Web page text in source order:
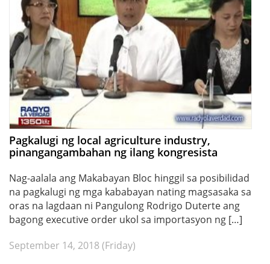
Pagkalugi ng local agriculture industry,
pinangangambahan ng ilang kongresista
Nag-aalala ang Makabayan Bloc hinggil sa posibilidad
na pagkalugi ng mga kababayan nating magsasaka sa
oras na lagdaan ni Pangulong Rodrigo Duterte ang
bagong executive order ukol sa importasyon ng […]
September 14, 2018 (Friday)